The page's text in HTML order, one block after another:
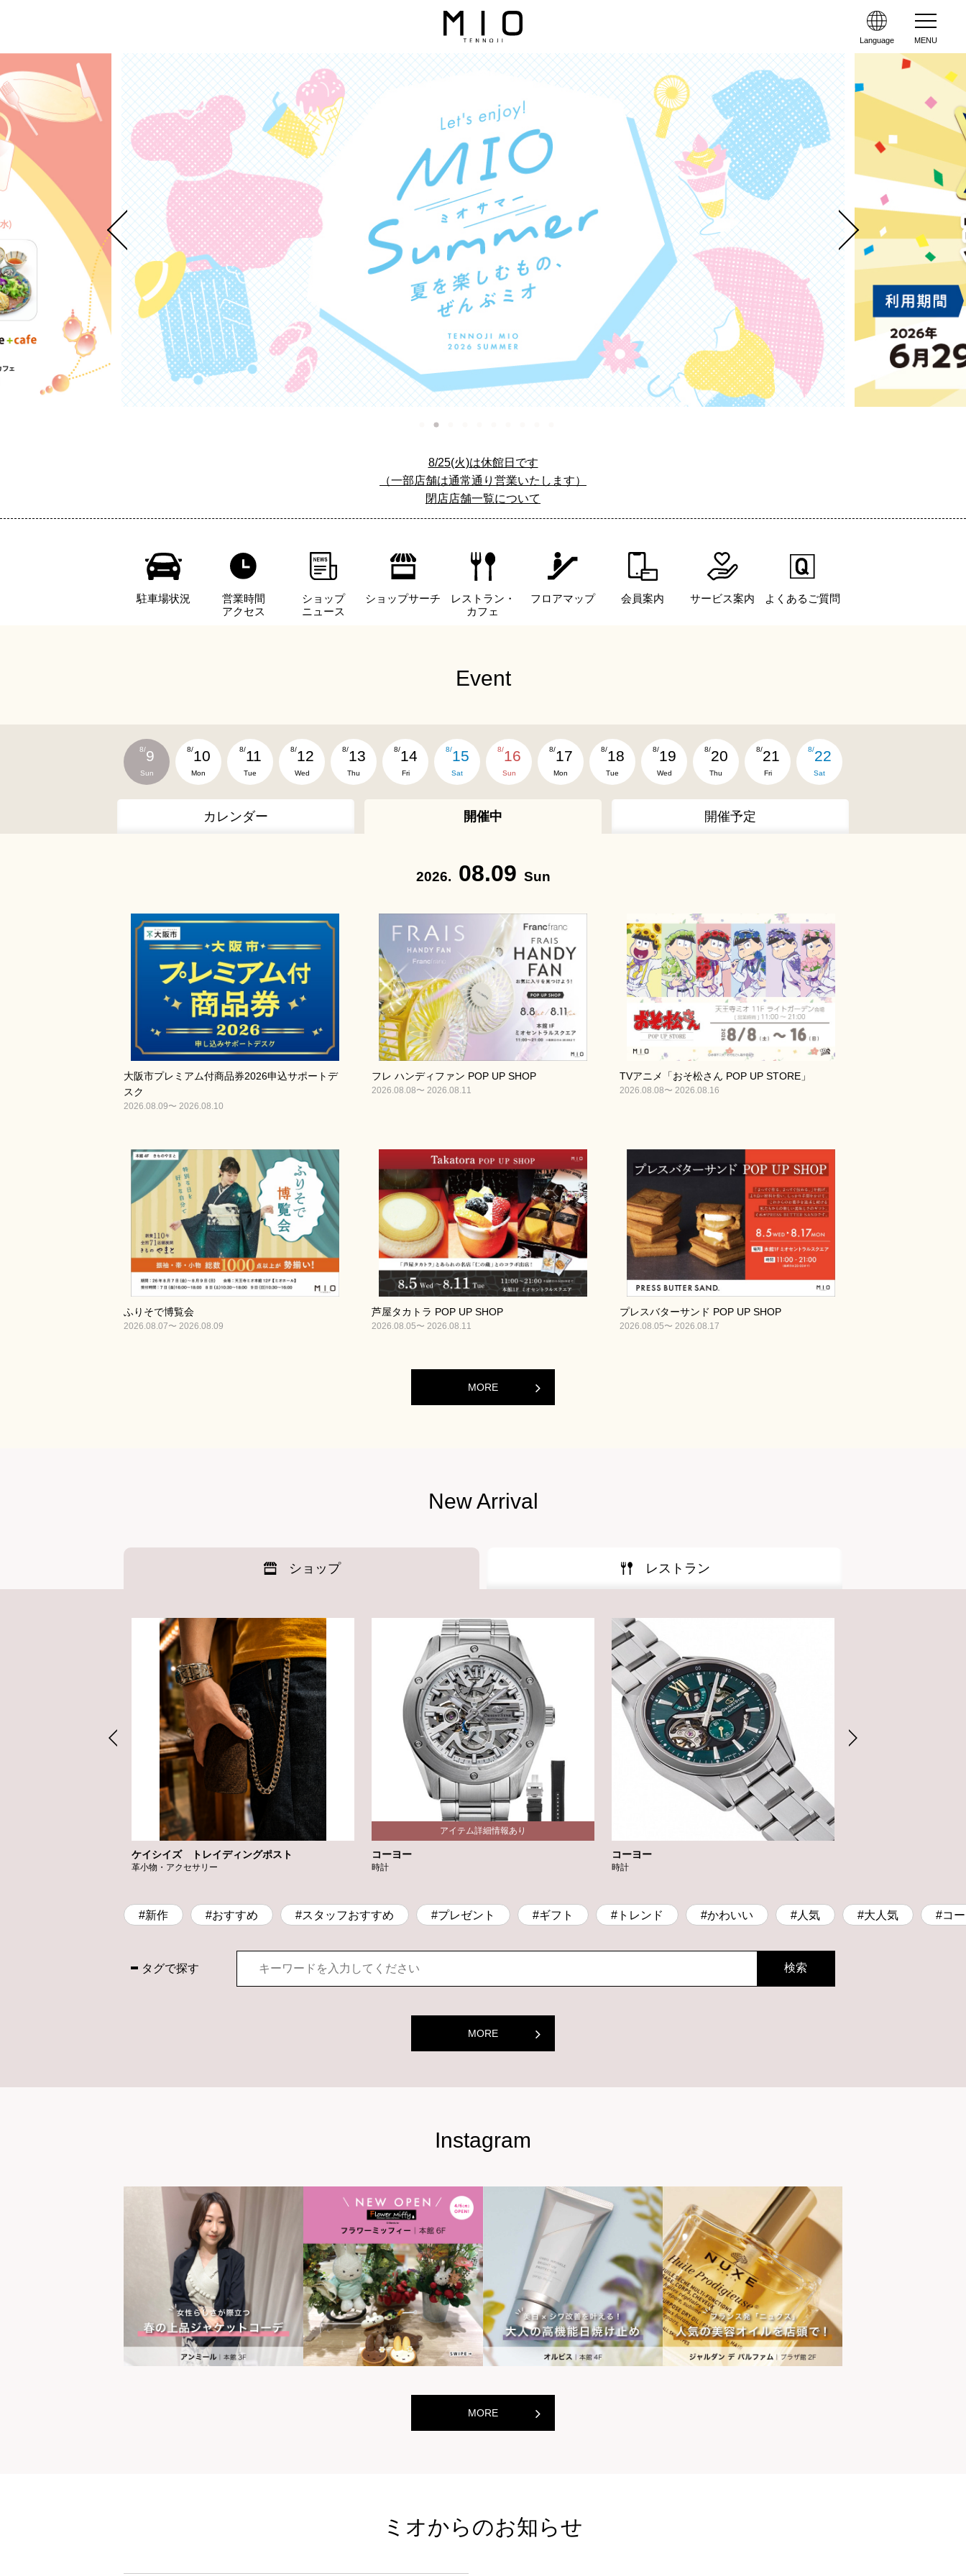
Language MENU
8/25(火)は休館日です
（一部店舗は通常通り営業いたします）
閉店店舗一覧について
駐車場状況
営業時間
アクセス
ショップ
ニュース
ショップサーチ
レストラン・
カフェ
フロアマップ 会員案内 サービス案内 よくあるご質問
Event
8/9
Sun
8/10
Mon
8/11
Tue
8/12
Wed
8/13
Thu
8/14
Fri
8/15
Sat
8/16
Sun
8/17
Mon
8/18
Tue
8/19
Wed
8/20
Thu
8/21
Fri
8/22
Sat
カレンダー 開催中 開催予定
2026. 08.09 Sun
大阪市プレミアム付商品券2026申込サポートデ
スク
2026.08.09〜 2026.08.10
フレ ハンディファン POP UP SHOP
2026.08.08〜 2026.08.11
TVアニメ「おそ松さん POP UP STORE」
2026.08.08〜 2026.08.16
ふりそで博覧会
2026.08.07〜 2026.08.09
芦屋タカトラ POP UP SHOP
2026.08.05〜 2026.08.11
プレスバターサンド POP UP SHOP
2026.08.05〜 2026.08.17
MORE
New Arrival
ショップ レストラン
ケイシイズ トレイディングポスト
革小物・アクセサリー
コーヨー
時計
コーヨー
時計
#新作 #おすすめ #スタッフおすすめ #プレゼント #ギフト #トレンド #かわいい #人気 #大人気 #コ
タグで探す
MORE
世界の山ちゃん
[居酒屋]
世界の山ちゃん
[居酒屋]
世界の山ちゃん
[居酒屋]
Instagram
MORE
ミオからのお知らせ